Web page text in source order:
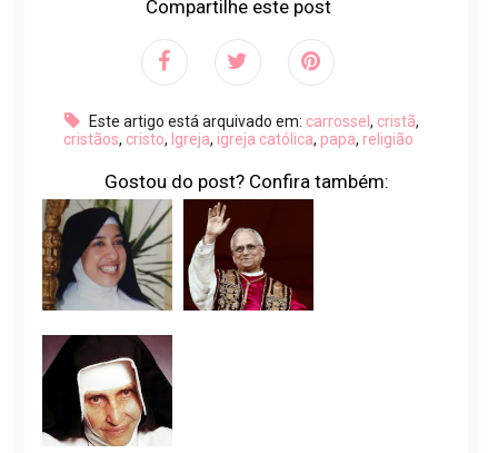
Compartilhe este post
Este artigo está arquivado em: carrossel , cristã,
cristãos, cristo, Igreja, igreja católica, papa, religião
Gostou do post? Confira também: